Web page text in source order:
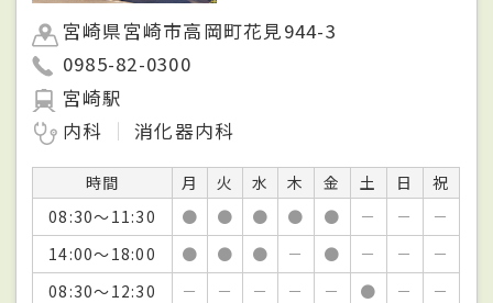
宮崎県宮崎市高岡町花見944-3
0985-82-0300
宮崎駅
内科
消化器内科
時間 月 火 水 木 金 土 日
祝
08:30～11:30
● ● ● ● ● － －
－
14:00～18:00
● ● ● － ● － －
－
08:30～12:30
－ － － － － ● －
－